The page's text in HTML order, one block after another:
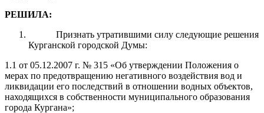
РЕШИЛА:
Признать утратившими силу следующие решения
Курганской городской Думы:
1.1 от 05.12.2007 г. № 315 «Об утверждении Положения о
мерах по предотвращению негативного воздействия вод и
ликвидации его последствий в отношении водных объектов,
находящихся в собственности муниципального образования
города Кургана»;